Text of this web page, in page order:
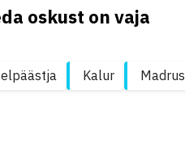
oskust on vaja
Kalur Madrus